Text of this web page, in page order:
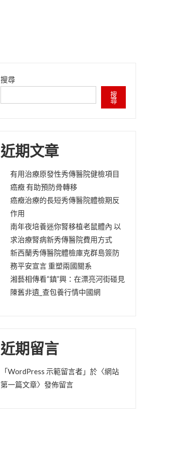
搜尋
搜
尋
近期文章
有用治療原發性秀傳醫院健檢項目
癌癥 有助預防骨轉移
癌癥治療的長短秀傳醫院體檢期反
作用
南年夜培養迷你腎移植老鼠體內 以
求治療腎病新秀傳醫院費用方式
新西蘭秀傳醫院體檢庫克群島簽防
務平安宣言 重塑兩國關系
湘藝相傳看“鎮”興：在漂亮河街碰見
陳舊非遺_查包養行情中國網
近期留言
「WordPress 示範留言者 」於〈網站
第一篇文章〉發佈留言